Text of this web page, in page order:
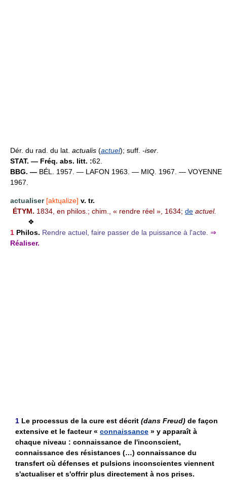
Dér. du rad. du lat. actualis (actuel); suff. -iser
STAT. — Fréq. abs. litt. :62.
BBG. — BÉL. 1957. — LAFON 1963. — MIQ. 1967. — VOYENNE
1967.
actualiser [aktɥalize] v. tr.
ÉTYM. 1834, en philos.; chim., « rendre réel », 1634; de actuel.
❖
1 Philos. Rendre actuel, faire passer de la puissance à l'acte. ⇒
Réaliser.
1 Le processus de la cure est décrit (dans Freud) de façon
extensive et le facteur « connaissance » y apparaît à
chaque niveau : connaissance de l'inconscient,
connaissance des résistances (…) connaissance du
transfert où défenses et pulsions inconscientes viennent
s'actualiser et s'offrir plus directement à nos prises.